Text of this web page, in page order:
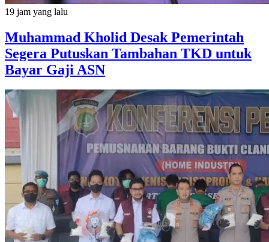
19 jam yang lalu
Muhammad Kholid Desak Pemerintah
Segera Putuskan Tambahan TKD untuk
Bayar Gaji ASN